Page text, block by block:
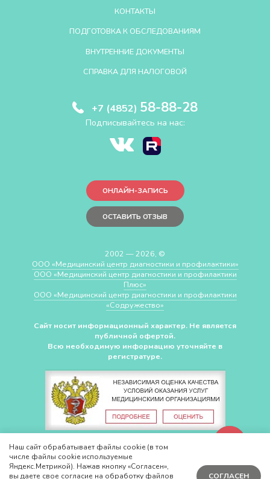
КОНТАКТЫ
ПОДГОТОВКА К ОБСЛЕДОВАНИЯМ
ВНУТРЕННИЕ ДОКУМЕНТЫ
СПРАВКА ДЛЯ НАЛОГОВОЙ
+7 (4852) 58-88-28
Подписывайтесь на нас:
ОНЛАЙН-ЗАПИСЬ
ОСТАВИТЬ ОТЗЫВ
2002 — 2026, ©
ООО «Медицинский центр диагностики и профилактики»
ООО «Медицинский центр диагностики и профилактики
Плюс»
ООО «Медицинский центр диагностики и профилактики
«Cодружество»
Сайт носит информационный характер. Не является
публичной офертой.
Всю необходимую информацию уточняйте в
регистратуре.
СДЕЛАНО ВCHUDOV.PRO
Наш сайт обрабатывает файлы cookie (в том
числе файлы cookie используемые
Яндекс.Метрикой). Нажав кнопку «Согласен»,
вы даете свое согласие на обработку файлов
СОГЛАСЕН